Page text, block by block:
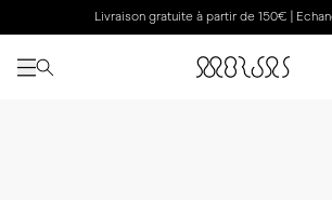
Livraison gratuite à partir de 150€ |